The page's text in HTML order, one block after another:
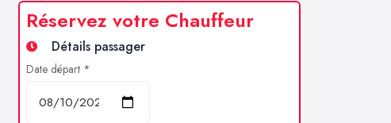
Réservez votre Chauffeur
Détails passager
Date départ *